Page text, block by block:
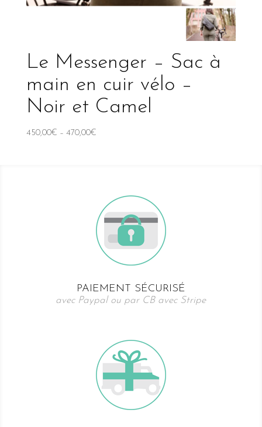
Le Messenger – Sac à
main en cuir vélo –
Noir et Camel
450,00€ – 470,00€
PAIEMENT SÉCURISÉ
avec Paypal ou par CB avec Stripe